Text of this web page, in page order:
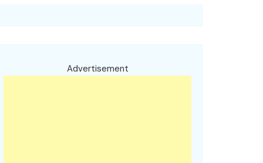
Advertisement